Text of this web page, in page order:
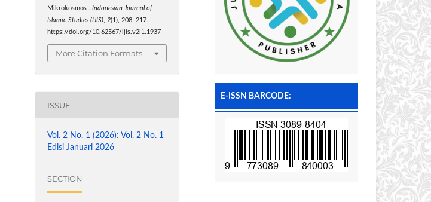
Mikrokosmos .Indonesian Journal of
Islamic Studies (IJIS)
2(1), 208–217.
https://doi.org/10.62567/ijis.v2i1.1937
More Citation Formats
ISSUE
Vol. 2 No. 1 (2026): Vol. 2 No. 1
Edisi Januari 2026
SECTION
E-ISSN BARCODE: